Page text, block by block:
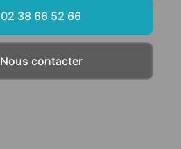
02 38 66 52 66
Nous contacter